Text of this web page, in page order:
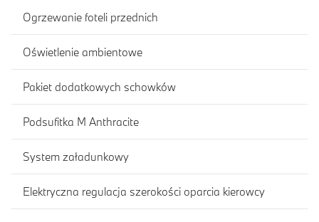
Ogrzewanie foteli przednich
Oświetlenie ambientowe
Pakiet dodatkowych schowków
Podsufitka M Anthracite
System załadunkowy
Elektryczna regulacja szerokości oparcia kierowcy